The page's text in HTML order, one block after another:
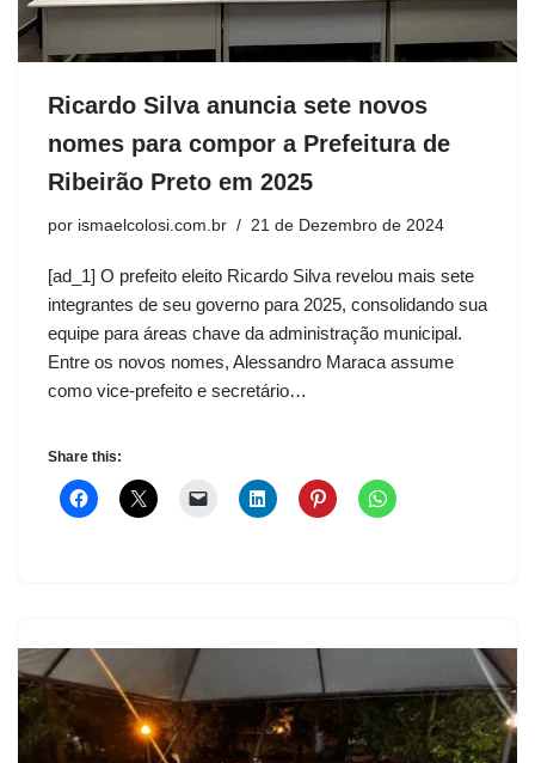
Ricardo Silva anuncia sete novos
nomes para compor a Prefeitura de
Ribeirão Preto em 2025
por ismaelcolosi.com.br 21 de Dezembro de 2024
[ad_1] O prefeito eleito Ricardo Silva revelou mais sete
integrantes de seu governo para 2025, consolidando sua
equipe para áreas chave da administração municipal.
Entre os novos nomes, Alessandro Maraca assume
como vice-prefeito e secretário…
Share this: